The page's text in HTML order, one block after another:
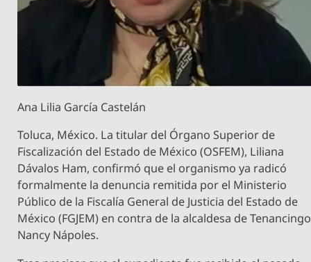
Ana Lilia García Castelán
Toluca, México. La titular del Órgano Superior de
Fiscalización del Estado de México (OSFEM), Liliana
Dávalos Ham, confirmó que el organismo ya radicó
formalmente la denuncia remitida por el Ministerio
Público de la Fiscalía General de Justicia del Estado de
México (FGJEM) en contra de la alcaldesa de
Nancy Nápoles.